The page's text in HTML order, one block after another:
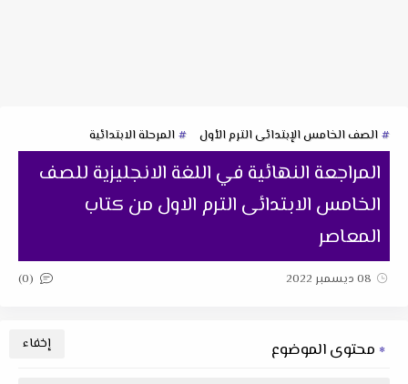
الصف الخامس الإبتدائى الترم الأول المرحلة الابتدائية
المراجعة النهائية في اللغة الانجليزية للصف
الخامس الابتدائى الترم الاول من كتاب
المعاصر
08 ديسمبر 2022 (0)
محتوى الموضوع